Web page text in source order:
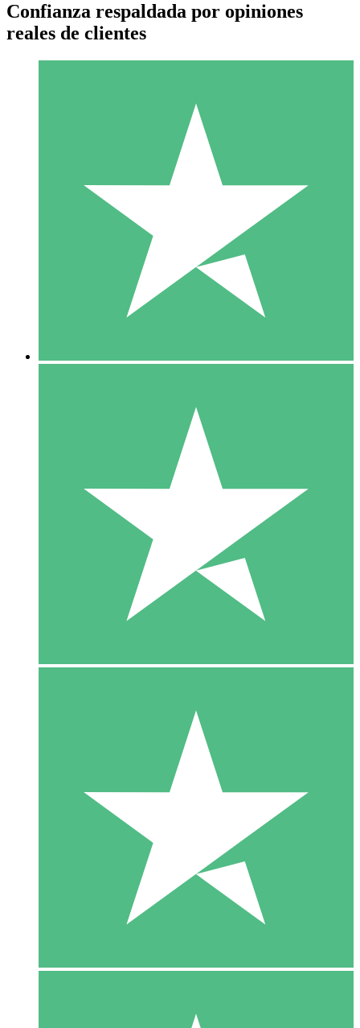
Paquetes de Créditos Individuales
Paga según el uso con créditos de descarga. Sin compromiso
10 00
10 Descargas
20 00
Confianza respaldada por opiniones
reales de clientes